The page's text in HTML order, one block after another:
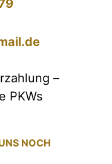
–
PKWs
NOCH